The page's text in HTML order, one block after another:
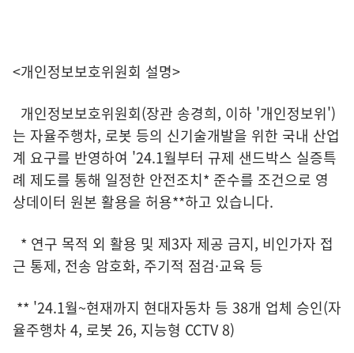
<개인정보보호위원회 설명>
개인정보보호위원회(장관 송경희, 이하 '개인정보위')
는 자율주행차, 로봇 등의 신기술개발을 위한 국내 산업
계 요구를 반영하여 '24.1월부터 규제 샌드박스 실증특
례 제도를 통해 일정한 안전조치* 준수를 조건으로 영
상데이터 원본 활용을 허용**하고 있습니다.
* 연구 목적 외 활용 및 제3자 제공 금지, 비인가자 접
근 통제, 전송 암호화, 주기적 점검·교육 등
** '24.1월~현재까지 현대자동차 등 38개 업체 승인(자
율주행차 4, 로봇 26, 지능형 CCTV 8)